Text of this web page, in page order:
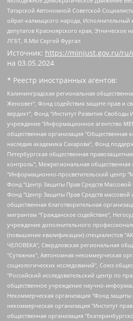
Татарской Автономной Советской
ойрат-калмыцкого народа, Исполнительный
депутатов Красноярского края, Этническое
ЛГБТ, Я.МЫ Сергей Фургал
Источник: https://minjust.gov.ru/ru/
на 03.05.2024
* Реестр иностранных агентов:
Калининградская региональная общественная организация "Экозащита!-Женсовет", Фонд содействия защите прав и свобод граждан "Общественный вердикт", Фонд "Институт Развития Свободы Информации", Частное учреждение "Информационное агентство МЕМО. РУ", Региональная общественная организация "Общественная комиссия по сохранению наследия академика Сахарова", Фонд поддержки свободы прессы, Санкт-Петербургская общественная правозащитная организация "Гражданский контроль", Межрегиональная общественная организация "Информационно-просветительский центр "Мемориал", Региональный Фонд "Центр Защиты Прав Средств Массовой Информации", с 05.12.2023 Фонд "Центр Защиты Прав Средств массовой информации", Региональная общественная благотворительная организация помощи беженцам и мигрантам "Гражданское содействие", Негосударственное образовательное учреждение дополнительного профессионального образования (повышение квалификации) специалистов "АКАДЕМИЯ ПО ПРАВАМ ЧЕЛОВЕКА", Свердловская региональная общественная организация "Сутяжник", Автономная некоммерческая организация "Центр независимых социологических исследований", Союз общественных объединений "Российский исследовательский центр по правам человека", Региональное общественное учреждение научно-информационный центр "МЕМОРИАЛ", Некоммерческая организация "Фонд защиты гласности", Автономная некоммерческая организация "Институт прав человека", Городская общественная организация "Екатеринбургское общество "МЕМОРИАЛ", Городская общественная организация "Рязанское историко-просветительское и правозащитное общество "Мемориал" (Рязанский Мемориал), Челябинский региональный орган общественной самодеятельности – женское общественное объединение "Женщины Евразии", Челябинский региональный орган общественной самодеятельности "Уральская правозащитная группа", Фонд содействия защите здоровья и социальной справедливости имени Андрея Рылькова, Автономная Некоммерческая Организация "Аналитический Центр Юрия Левады", Автономная некоммерческая организация социальной поддержки населения "Проект Апрель", Региональная общественная организация помощи женщинам и детям, находящимся в кризисной ситуации "Информационно-методический центр "Анна", Фонд содействия развитию массовых коммуникаций и правовому просвещению "Так-так-Так", Фонд содействия устойчивому развитию "Серебряная тайга", Свердловский региональный общественный фонд социальных проектов "Новое время", "Idel.Реалии", Кавказ.Реалии, Крым.Реалии, Телеканал Настоящее Время, Татаро-башкирская служба Радио Свобода (Azatliq Radiosi), Радио Свободная Европа/Радио Свобода (PCE/PC), "Сибирь.Реалии", "Фактограф", Благотворительный фонд помощи осужденным и их семьям, Автономная некоммерческая организация "Институт глобализации и социальных движений", Фонд "В защиту прав заключенных", Частное учреждение "Центр поддержки и содействия развитию средств массовой информации", Пензенский региональный общественный благотворительный фонд "Гражданский союз", "Север.Реалии", Некоммерческая организация Фонд "Правовая инициатива", Общество с ограниченной ответственностью "Радио Свободная Европа/Радио Свобода", Чешское информационное агентство "MEDIUM-ORIENT", Красноярская региональная общественная организация "Мы против СПИДа", Камалягин Денис Николаевич, Маркелов Сергей Евгеньевич, Пономарев Лев Александрович, Савицкая Людмила Алексеевна, Автономная некоммерческая организация "Центр по работе с проблемой насилия "НАСИЛИЮ.НЕТ", Межрегиональный профессиональный союз работников здравоохранения "Альянс врачей", Юридическое лицо, зарегистрированное в Латвийской Республике, SIA "Medusa Project" (регистрационный номер 40103797863, дата регистрации 10.06.2014), Некоммерческая организация "Фонд по борьбе с коррупцией", Автономная некоммерческая организация "Институт права и публичной политики", Баданин Роман Сергеевич, Гликин Максим Александрович, Железнова Мария Михайловна, Лукьянова Юлия Сергеевна, Маетная Елизавета Витальевна, Маняхин Петр Борисович, Чуракова Ольга Владимировна, Ярош Юлия Петровна, Юридическое лицо "The Insider SIA", зарегистрированное в Риге, Латвийская Республика (дата регистрации 26.06.2015), являющееся администратором доменного имени интернет-издания "The Insider SIA", https://theins.ru, Постернак Алексей Евгеньевич, Рубин Михаил Аркадьевич, Анин Роман Александрович, Юридическое лицо Istories fonds, зарегистрированное в Латвийской Республике (регистрационный номер 50008295751, дата регистрации 24.02.2020), Великовский Дмитрий Александрович, Долинина Ирина Николаевна, Мароховская Алеся Алексеевна, Шлейнов Роман Юрьевич, Шмагун Олеся Валентиновна, Общество с ограниченной ответственностью "Альтаир 2021", Общество с ограниченной ответственностью "Вега 2021", Общество с ограниченной ответственностью "Главный редактор 2021", Общество с ограниченной ответственностью "Ромашки монолит", Важенков Артем Валерьевич, Ивановская областная общественная организация "Центр гендерных исследований", Гурман Юрий Альбертович, Медиапроект "ОВД-Инфо", Егоров Владимир Владимирович, Жилинский Владимир Александрович, Общество с ограниченной ответственностью "ЗП", Иванова София Юрьевна, Карезина Инна Павловна, Кильтау Екатерина Викторовна, Петров Алексей Викторович, Пискунов Сергей Евгеньевич, Смирнов Сергей Сергеевич, Тихонов Михаил Сергеевич, Общество с ограниченной ответственностью "ЖУРНАЛИСТ-ИНОСТРАННЫЙ АГЕНТ", Арапова Галина Юрьевна, Вольтская Татьяна Анатольевна, Американская компания "Mason G.E.S. Anonymous Foundation" (США), являющаяся владельцем интернет-издания https://mnews.world/, Компания "Stichting Bellingcat", зарегистрированная в Нидерландах (дата регистрации 11.07.2018), Захаров Андрей Вячеславович, Клепиковская Екатерина Дмитриевна, Общество с ограниченной ответственностью "МЕМО", Перл Роман Александрович, Симонов Евгений Алексеевич, Соловьева Елена Анатольевна, Сотников Даниил Владимирович, Сурначева Елизавета Дмитриевна, Автономная некоммерческая организация по защите прав человека и информированию населения "Якутия – Наше Мнение", Общество с ограниченной ответственностью "Москоу диджитал медиа", с 26.01.2023